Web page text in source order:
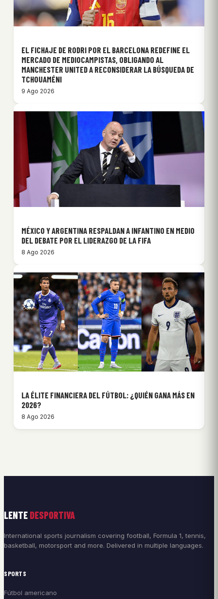
EL FICHAJE DE RODRI POR EL BARCELONA REDEFINE EL
MERCADO DE MEDIOCAMPISTAS, OBLIGANDO AL
MANCHESTER UNITED A RECONSIDERAR LA BÚSQUEDA DE
TCHOUAMÉNI
9 Ago 2026
MÉXICO Y ARGENTINA RESPALDAN A INFANTINO EN MEDIO
DEL DEBATE POR EL LIDERAZGO DE LA FIFA
8 Ago 2026
LA ÉLITE FINANCIERA DEL FÚTBOL: ¿QUIÉN GANA MÁS EN
2026?
8 Ago 2026
LENTE DESPORTIVA
International sports journalism covering football, Formula 1, tennis,
basketball, motorsport and more. Delivered in multiple languages.
SPORTS
Fútbol americano